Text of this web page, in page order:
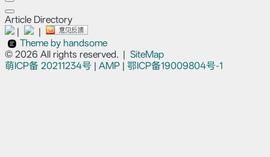
Article Directory
|
|
Theme by handsome
© 2026 All rights reserved. | SiteMap
萌ICP备 20211234号 | AMP | 鄂ICP备19009804号-1